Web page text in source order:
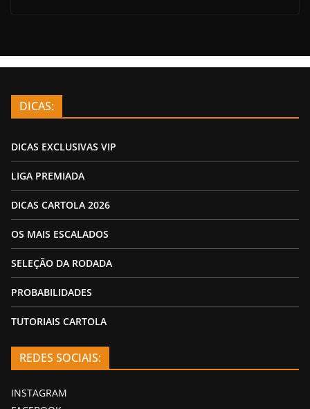
DICAS:
DICAS EXCLUSIVAS VIP
LIGA PREMIADA
DICAS CARTOLA 2026
OS MAIS ESCALADOS
SELEÇÃO DA RODADA
PROBABILIDADES
TUTORIAIS CARTOLA
REDES SOCIAIS:
INSTAGRAM